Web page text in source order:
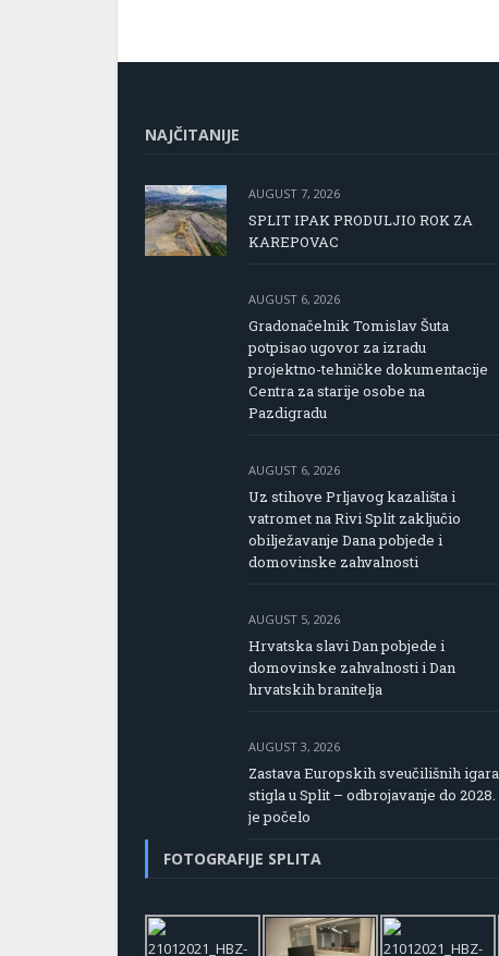
NAJČITANIJE
AUGUST 7, 2026
SPLIT IPAK PRODULJIO ROK ZA
KAREPOVAC
AUGUST 6, 2026
Gradonačelnik Tomislav Šuta
potpisao ugovor za izradu
projektno-tehničke dokumentacije
Centra za starije osobe na
Pazdigradu
AUGUST 6, 2026
Uz stihove Prljavog kazališta i
vatromet na Rivi Split zaključio
obilježavanje Dana pobjede i
domovinske zahvalnosti
AUGUST 5, 2026
Hrvatska slavi Dan pobjede i
domovinske zahvalnosti i Dan
hrvatskih branitelja
AUGUST 3, 2026
Zastava Europskih sveučilišnih igara
stigla u Split – odbrojavanje do 2028.
je počelo
FOTOGRAFIJE SPLITA